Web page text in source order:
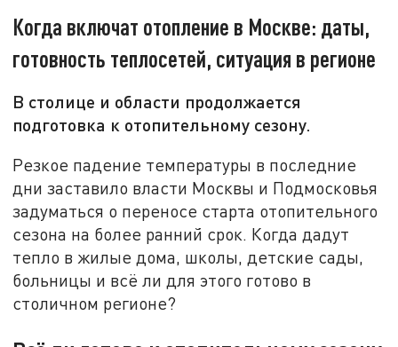
Когда включат отопление в Москве: даты,
готовность теплосетей, ситуация в регионе
В столице и области продолжается
подготовка к отопительному сезону.
Резкое падение температуры в последние
дни заставило власти Москвы и Подмосковья
задуматься о переносе старта отопительного
сезона на более ранний срок. Когда дадут
тепло в жилые дома, школы, детские сады,
больницы и всё ли для этого готово в
столичном регионе?